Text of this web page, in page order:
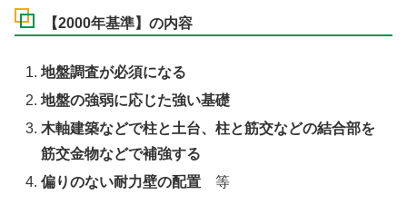
【2000年基準】の内容
地盤調査が必須になる
地盤の強弱に応じた強い基礎
木軸建築などで柱と土台、柱と筋交などの結合部を
筋交金物などで補強する
偏りのない耐力壁の配置 等